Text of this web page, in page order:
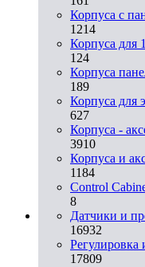
Корпуса с
1214
Корпуса для
124
Корпуса
189
Корпуса для
627
Корпуса -
3910
Корпуса и
1184
Control
8
Датчики и
16932
Регулировка
17809